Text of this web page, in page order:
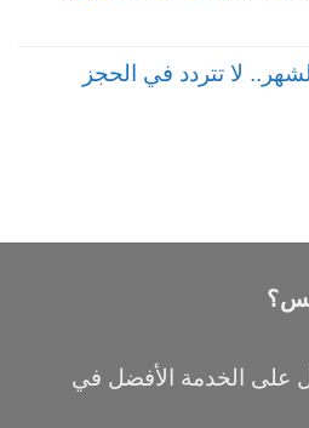
لا تتردد في الحجز
الخدمة الأفضل في